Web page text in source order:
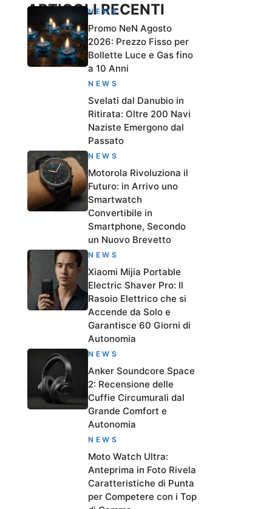
ARTICOLI RECENTI
NEWS
Promo NeN Agosto
2026: Prezzo Fisso per
Bollette Luce e Gas fino
a 10 Anni
NEWS
Svelati dal Danubio in
Ritirata: Oltre 200 Navi
Naziste Emergono dal
Passato
NEWS
Motorola Rivoluziona il
Futuro: in Arrivo uno
Smartwatch
Convertibile in
Smartphone, Secondo
un Nuovo Brevetto
NEWS
Xiaomi Mijia Portable
Electric Shaver Pro: Il
Rasoio Elettrico che si
Accende da Solo e
Garantisce 60 Giorni di
Autonomia
NEWS
Anker Soundcore Space
2: Recensione delle
Cuffie Circumurali dal
Grande Comfort e
Autonomia
NEWS
Moto Watch Ultra:
Anteprima in Foto Rivela
Caratteristiche di Punta
per Competere con i Top